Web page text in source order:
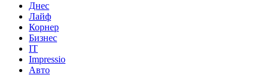
Днес
Лайф
Корнер
Бизнес
IT
Impressio
Авто